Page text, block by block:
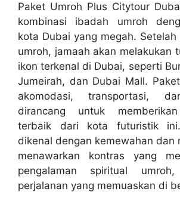
Paket Umroh Plus Citytour
kombinasi ibadah umroh
kota Dubai yang megah. Setelah
umroh, jamaah akan melakukan
ikon terkenal di Dubai, seperti
Jumeirah, dan Dubai Mall.
akomodasi, transportasi,
dirancang untuk
terbaik dari kota futuristik
dikenal dengan kemewahan dan
menawarkan kontras yang
pengalaman spiritual umroh,
perjalanan yang memuaskan di